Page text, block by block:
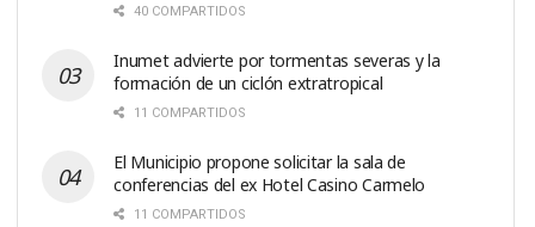
40 COMPARTIDOS
Inumet advierte por tormentas severas y la
formación de un ciclón extratropical
11 COMPARTIDOS
El Municipio propone solicitar la sala de
conferencias del ex Hotel Casino Carmelo
11 COMPARTIDOS